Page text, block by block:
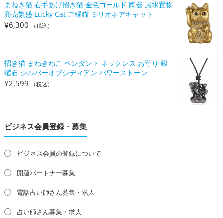
まねき猫 右手あげ招き猫 金色ゴールド 陶器 風水置物
商売繁盛 Lucky Cat ご縁猫 ミリオネアキャット
¥6,300 （税込）
招き猫 まねきねこ ペンダント ネックレス お守り 銀
曜石 シルバーオブシディアン パワーストーン
¥2,599 （税込）
ビジネス会員登録・募集
ビジネス会員の登録について
開運パートナー募集
電話占い師さん募集・求人
占い師さん募集・求人